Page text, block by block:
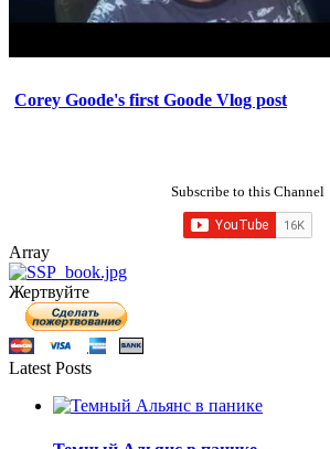
Corey Goode's first Goode Vlog post
Subscribe to this Channel
Array
Жертвуйте
Latest Posts